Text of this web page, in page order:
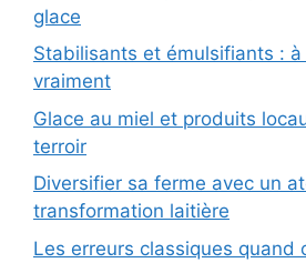
glace
Stabilisants et émulsifiants :
vraiment
Glace au miel et produits
terroir
Diversifier sa ferme avec un
transformation laitière
Les erreurs classiques quand